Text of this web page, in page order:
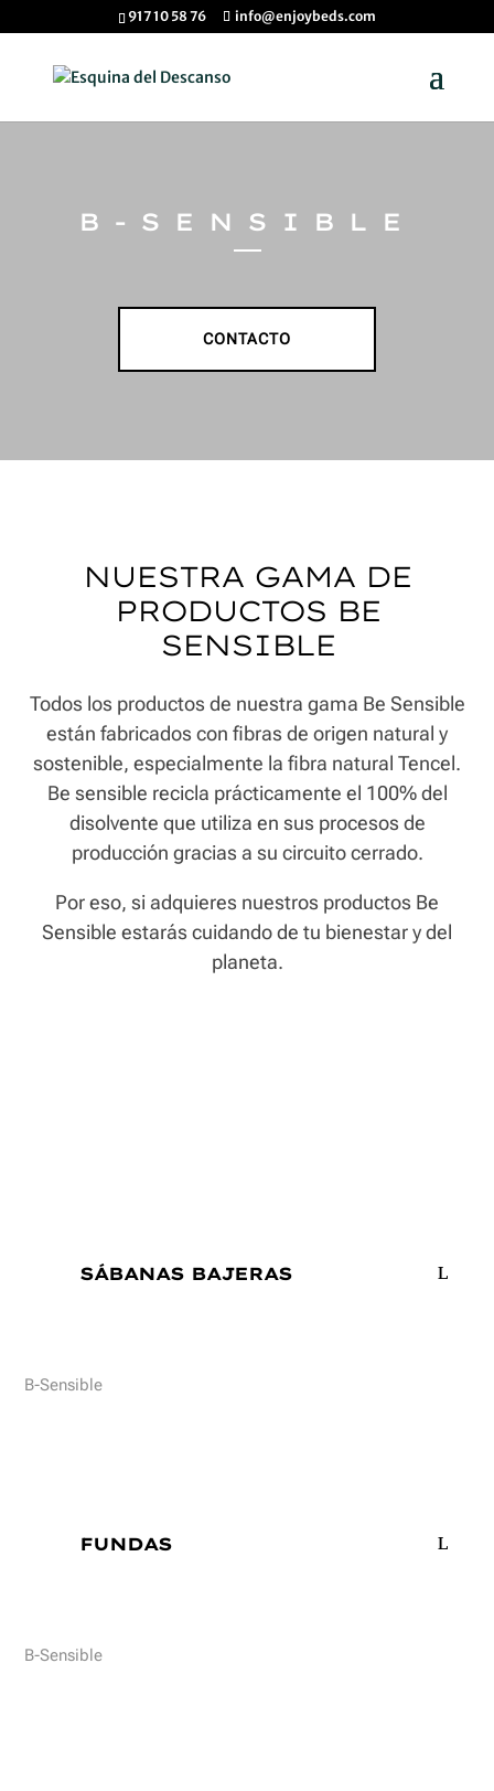
917 10 58 76 info@enjoybeds.com
B-SENSIBLE
CONTACTO
NUESTRA GAMA DE
PRODUCTOS BE
SENSIBLE
Todos los productos de nuestra gama Be Sensible
están fabricados con fibras de origen natural y
sostenible, especialmente la fibra natural Tencel.
Be sensible recicla prácticamente el 100% del
disolvente que utiliza en sus procesos de
producción gracias a su circuito cerrado.
Por eso, si adquieres nuestros productos Be
Sensible estarás cuidando de tu bienestar y del
planeta.
B-Sensible
SÁBANAS BAJERAS
B-Sensible
FUNDAS